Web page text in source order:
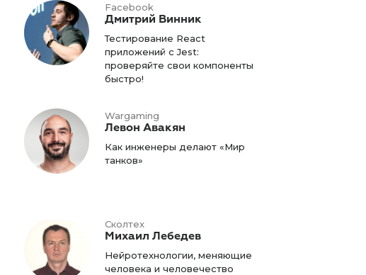
Facebook
Дмитрий Винник
Тестирование React
приложений c Jest:
проверяйте свои компоненты
быстро!
Wargaming
Левон Авакян
Как инженеры делают «Мир
танков»
Сколтех
Михаил Лебедев
Нейротехнологии, меняющие
человека и человечество